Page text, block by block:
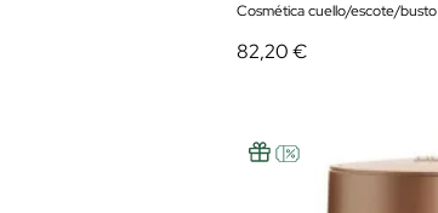
Cosmética cuello/escote/busto
82,20 €